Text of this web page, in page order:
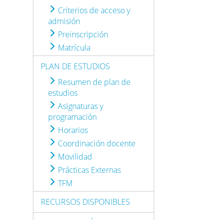
Criterios de acceso y
admisión
Preinscripción
Matrícula
PLAN DE ESTUDIOS
Resumen de plan de
estudios
Asignaturas y
programación
Horarios
Coordinación docente
Movilidad
Prácticas Externas
TFM
RECURSOS DISPONIBLES